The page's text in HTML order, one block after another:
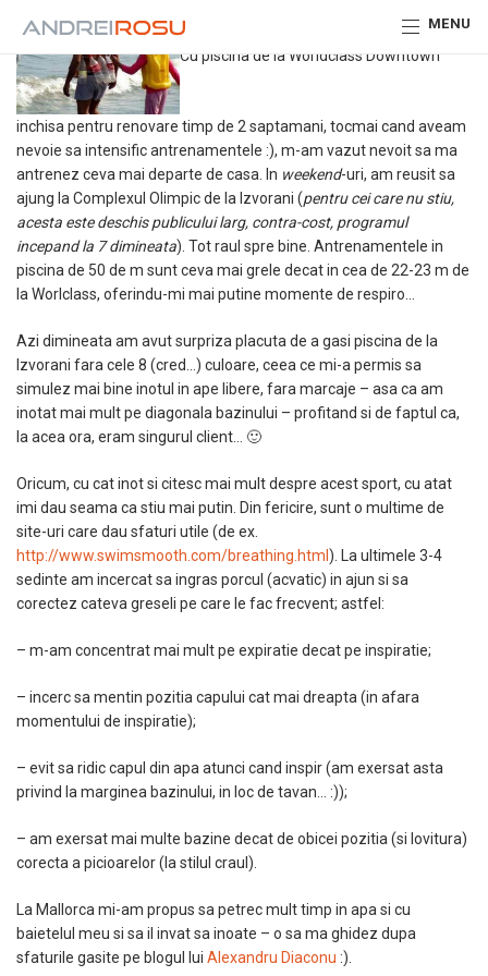
MENU
Cu piscina de la Worldclass Downtown
inchisa pentru renovare timp de 2 saptamani, tocmai cand aveam
nevoie sa intensific antrenamentele :), m-am vazut nevoit sa ma
antrenez ceva mai departe de casa. In weekend-uri, am reusit sa
ajung la Complexul Olimpic de la Izvorani (pentru cei care nu stiu,
acesta este deschis publicului larg, contra-cost, programul
incepand la 7 dimineata). Tot raul spre bine. Antrenamentele in
piscina de 50 de m sunt ceva mai grele decat in cea de 22-23 m de
la Worlclass, oferindu-mi mai putine momente de respiro…
Azi dimineata am avut surpriza placuta de a gasi piscina de la
Izvorani fara cele 8 (cred…) culoare, ceea ce mi-a permis sa
simulez mai bine inotul in ape libere, fara marcaje – asa ca am
inotat mai mult pe diagonala bazinului – profitand si de faptul ca,
la acea ora, eram singurul client… 🙂
Oricum, cu cat inot si citesc mai mult despre acest sport, cu atat
imi dau seama ca stiu mai putin. Din fericire, sunt o multime de
site-uri care dau sfaturi utile (de ex.
http://www.swimsmooth.com/breathing.html). La ultimele 3-4
sedinte am incercat sa ingras porcul (acvatic) in ajun si sa
corectez cateva greseli pe care le fac frecvent; astfel:
– m-am concentrat mai mult pe expiratie decat pe inspiratie;
– incerc sa mentin pozitia capului cat mai dreapta (in afara
momentului de inspiratie);
– evit sa ridic capul din apa atunci cand inspir (am exersat asta
privind la marginea bazinului, in loc de tavan… :));
– am exersat mai multe bazine decat de obicei pozitia (si lovitura)
corecta a picioarelor (la stilul craul).
La Mallorca mi-am propus sa petrec mult timp in apa si cu
baietelul meu si sa il invat sa inoate – o sa ma ghidez dupa
sfaturile gasite pe blogul lui Alexandru Diaconu :).